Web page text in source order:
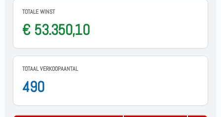
TOTALE WINST
€ 53.350,10
TOTAAL VERKOOPAANTAL
490